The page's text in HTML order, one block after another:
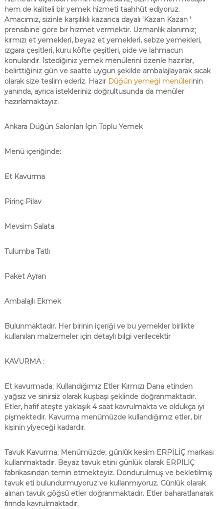
hem de kaliteli bir yemek hizmeti taahhüt ediyoruz.
Amacımız, sizinle karşılıklı kazanca dayalı ‘Kazan Kazan ‘
prensibine göre bir hizmet vermektir. Uzmanlık alanımız;
kırmızı et yemekleri, beyaz et yemekleri, sebze yemekleri,
ızgara çeşitleri, kuru köfte çeşitleri, pide ve lahmacun
konularıdır. İstediğiniz yemek menülerini özenle hazırlar,
belirttiğiniz gün ve saatte uygun şekilde ambalajlayarak sıcak
olarak size teslim ederiz. Hazır Düğün yemeği menülerinin
yanında, ayrıca istekleriniz doğrultusunda da menüler
hazırlamaktayız.
Ankara Düğün Salonları İçin Toplu Yemek
Menü içeriğinde:
Et Kavurma
Pirinç Pilav
Mevsim Salata
Tulumba Tatlı
Paket Ayran
Ambalajlı Ekmek
Bulunmaktadır. Her birinin içeriği ve bu yemekler birlikte
kullanılan malzemeler için detaylı bilgi verilecektir
KAVURMA :
Et kavurmada; Kullandığımız Etler Kırmızı Dana etinden
yağsız ve sinirsiz olarak kuşbaşı şeklinde doğranmaktadır.
Etler, hafif ateşte yaklaşık 4 saat kavrulmakta ve oldukça iyi
pişmektedir. Kavurma menümüzde kullandığımız etler, bir
kişinin yiyeceği kadardır.
Tavuk Kavurma; Menümüzde; günlük kesim ERPİLİÇ markası
kullanmaktadır. Beyaz tavuk etini günlük olarak ERPİLİÇ
fabrikasından temin etmekteyiz. Dondurulmuş ve bekletilmiş
tavuk eti bulundurmuyoruz ve kullanmıyoruz. Günlük olarak
alınan tavuk göğsü etler doğranmaktadır. Etler baharatlanarak
fırında kavrulmaktadır.